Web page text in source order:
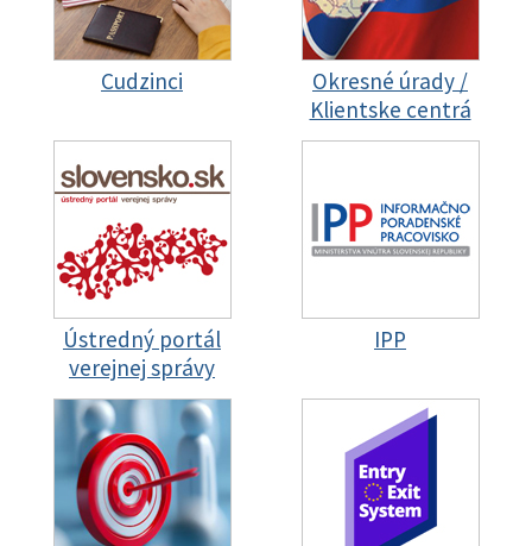
Cudzinci
Okresné úrady /
Klientske centrá
Ústredný portál
verejnej správy
IPP